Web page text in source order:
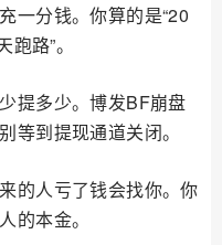
分钱。你算的是“20
路”。
提多少。博发BF崩盘
等到提现通道关闭。
的人亏了钱会找你。你
的本金。